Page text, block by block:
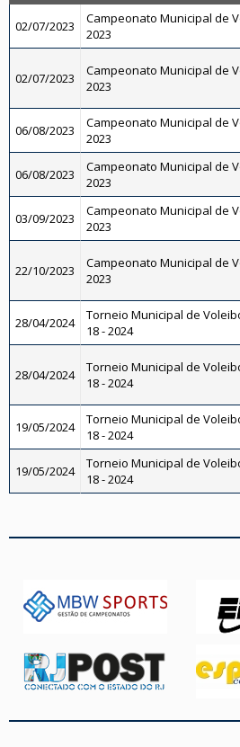
02/07/2023
Campeonato Municipal de
2023
02/07/2023
Campeonato Municipal de
2023
06/08/2023
Campeonato Municipal de
2023
06/08/2023
Campeonato Municipal de
2023
03/09/2023
Campeonato Municipal de
2023
22/10/2023
Campeonato Municipal de
2023
28/04/2024
Torneio Municipal de
18 - 2024
28/04/2024
Torneio Municipal de
18 - 2024
19/05/2024
Torneio Municipal de
18 - 2024
19/05/2024
Torneio Municipal de
18 - 2024